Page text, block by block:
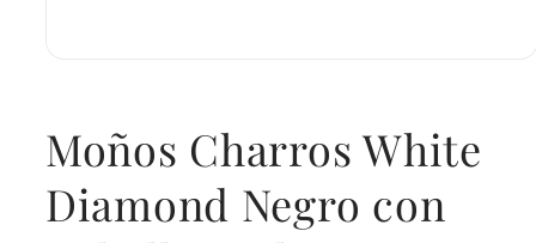
modal
Moños Charros White
Diamond Negro con